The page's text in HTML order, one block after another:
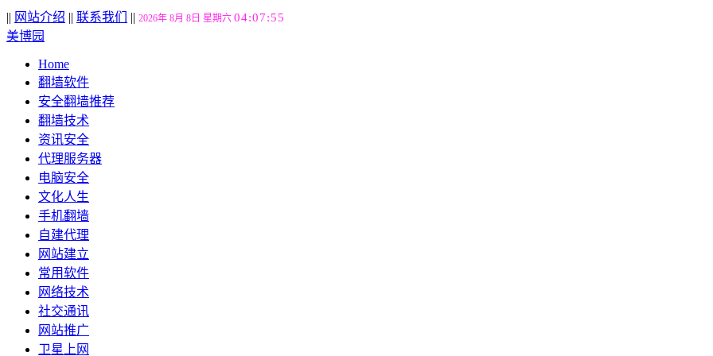
|| 网站介绍 || 联系我们 || 2026年 8月 8日 星期六 04:07:56
美博园
Home
翻墙软件
安全翻墙推荐
翻墙技术
资讯安全
代理服务器
电脑安全
文化人生
手机翻墙
自建代理
网站建立
常用软件
网络技术
社交通讯
网站推广
卫星上网